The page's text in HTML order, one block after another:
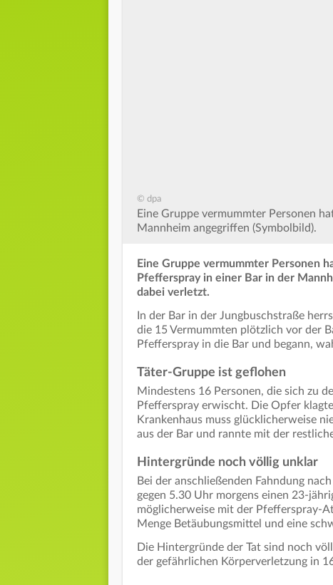
© dpa
Eine Gruppe vermummter Personen
Mannheim angegriffen (Symbolbild).
Eine Gruppe vermummter Personen
Pfefferspray in einer Bar in der
dabei verletzt.
In der Bar in der Jungbuschstraße
die 15 Vermummten plötzlich vor der
Pfefferspray in die Bar und begann,
Täter-Gruppe ist geflohen
Mindestens 16 Personen, die sich zu
Pfefferspray erwischt. Die Opfer
Krankenhaus muss glücklicherweise
aus der Bar und rannte mit der
Hintergründe noch völlig unklar
Bei der anschließenden Fahndung
gegen 5.30 Uhr morgens einen 23-
möglicherweise mit der Pfefferspray-
Menge Betäubungsmittel und eine
Die Hintergründe der Tat sind noch
der gefährlichen Körperverletzung in